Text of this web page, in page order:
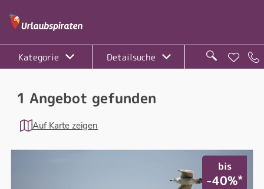
Kategorie Detailsuche
1 Angebot gefunden
Auf Karte zeigen
bis
-40%*